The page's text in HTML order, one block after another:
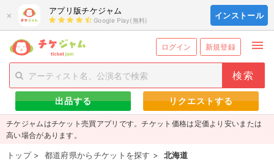
× アプリ版チケジャム
Google Play(無料) インストール
ログイン 新規登録 menu
person_add 新規会員登録 exit_to_app ログイン
チケットを探す
新着チケット
値下げしたチケット
都道府県からチケットを探す
出品する リクエストする
チケジャムはチケット売買アプリです。チケット価格は定価より安いまたは
高い場合があります。
トップ > 都道府県からチケットを探す > 北海道